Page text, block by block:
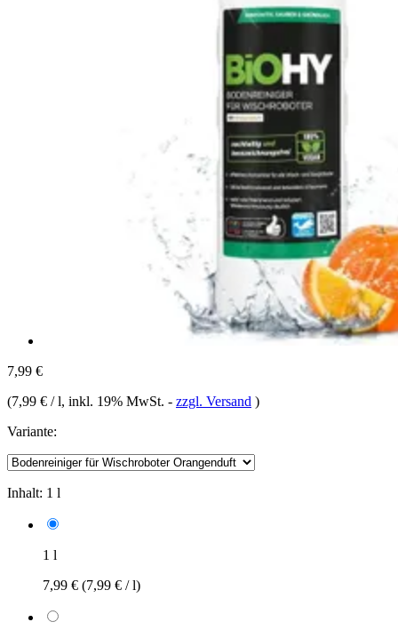
7,99 €
(7,99 € / l, inkl. 19% MwSt. - zzgl. Versand )
Variante:
Inhalt: 1 l
1 l
7,99 € (7,99 € / l)